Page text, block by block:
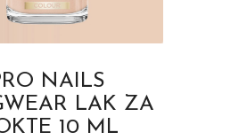
NAILS
LAK ZA
10 ML